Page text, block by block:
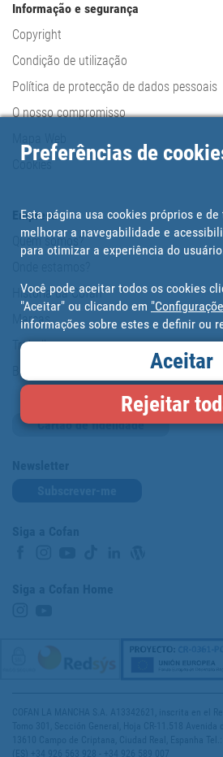
Informação e segurança
Copyright
Condição de utilização
Política de protecção de dados pessoais
O nosso compromisso
Cookies
Empresa
Quem somos?
História da Cofan
Marcas
Trabalhe conosco
Blog
Cartão de fidelidade
Preferências de
Esta página usa cookies próprios e
melhorar a navegabilidade e
para otimizar a experiência do
Você pode aceitar todos os cookies
"Aceitar" ou clicando em
informações sobre estes e definir ou
Aceitar
Rejeitar